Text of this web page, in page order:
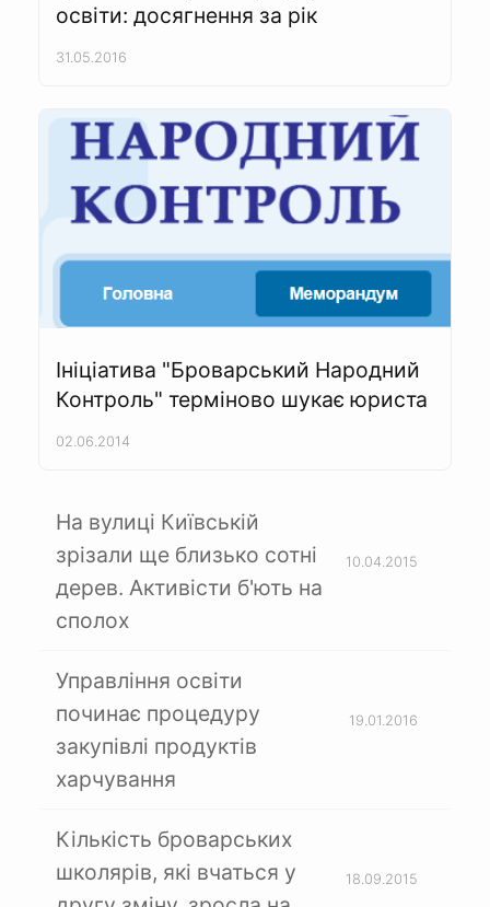
освіти: досягнення за рік
31.05.2016
Ініціатива "Броварський Народний
Контроль" терміново шукає юриста
02.06.2014
На вулиці Київській
зрізали ще близько сотні
дерев. Активісти б'ють на
сполох
10.04.2015
Управління освіти
починає процедуру
закупівлі продуктів
харчування
19.01.2016
Кількість броварських
школярів, які вчаться у
18.09.2015